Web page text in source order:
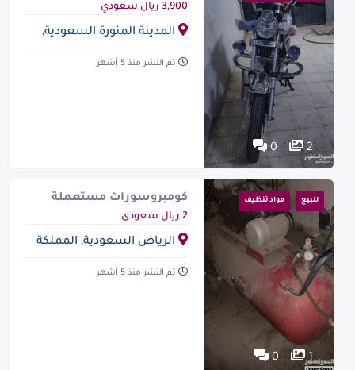
2
0
3,900 ريال سعودي
المدينة المنورة السعودية,
تم النشر منذ 5 أشهر
للبيع مواد تنظيف
1
0
كومبروسورات مستعملة
للبيع
2 ريال سعودي
الرياض السعودية, المملكة
تم النشر منذ 5 أشهر